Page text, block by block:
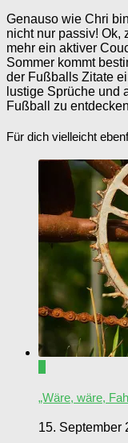
Genauso wie Chri
nicht nur passiv! Ok,
mehr ein aktiver
Sommer kommt
der Fußballs Zitate
lustige Sprüche und
Fußball zu
Für dich vielleicht
„Wäre, wäre,
15. September